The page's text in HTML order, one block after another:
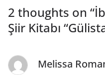
2 thoughts on “
Şiir Kitabı
Melissa